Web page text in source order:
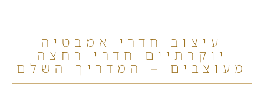
עיצוב חדרי אמבטיה
יוקרתיים חדרי רחצה
מעוצבים – המדריך השלם